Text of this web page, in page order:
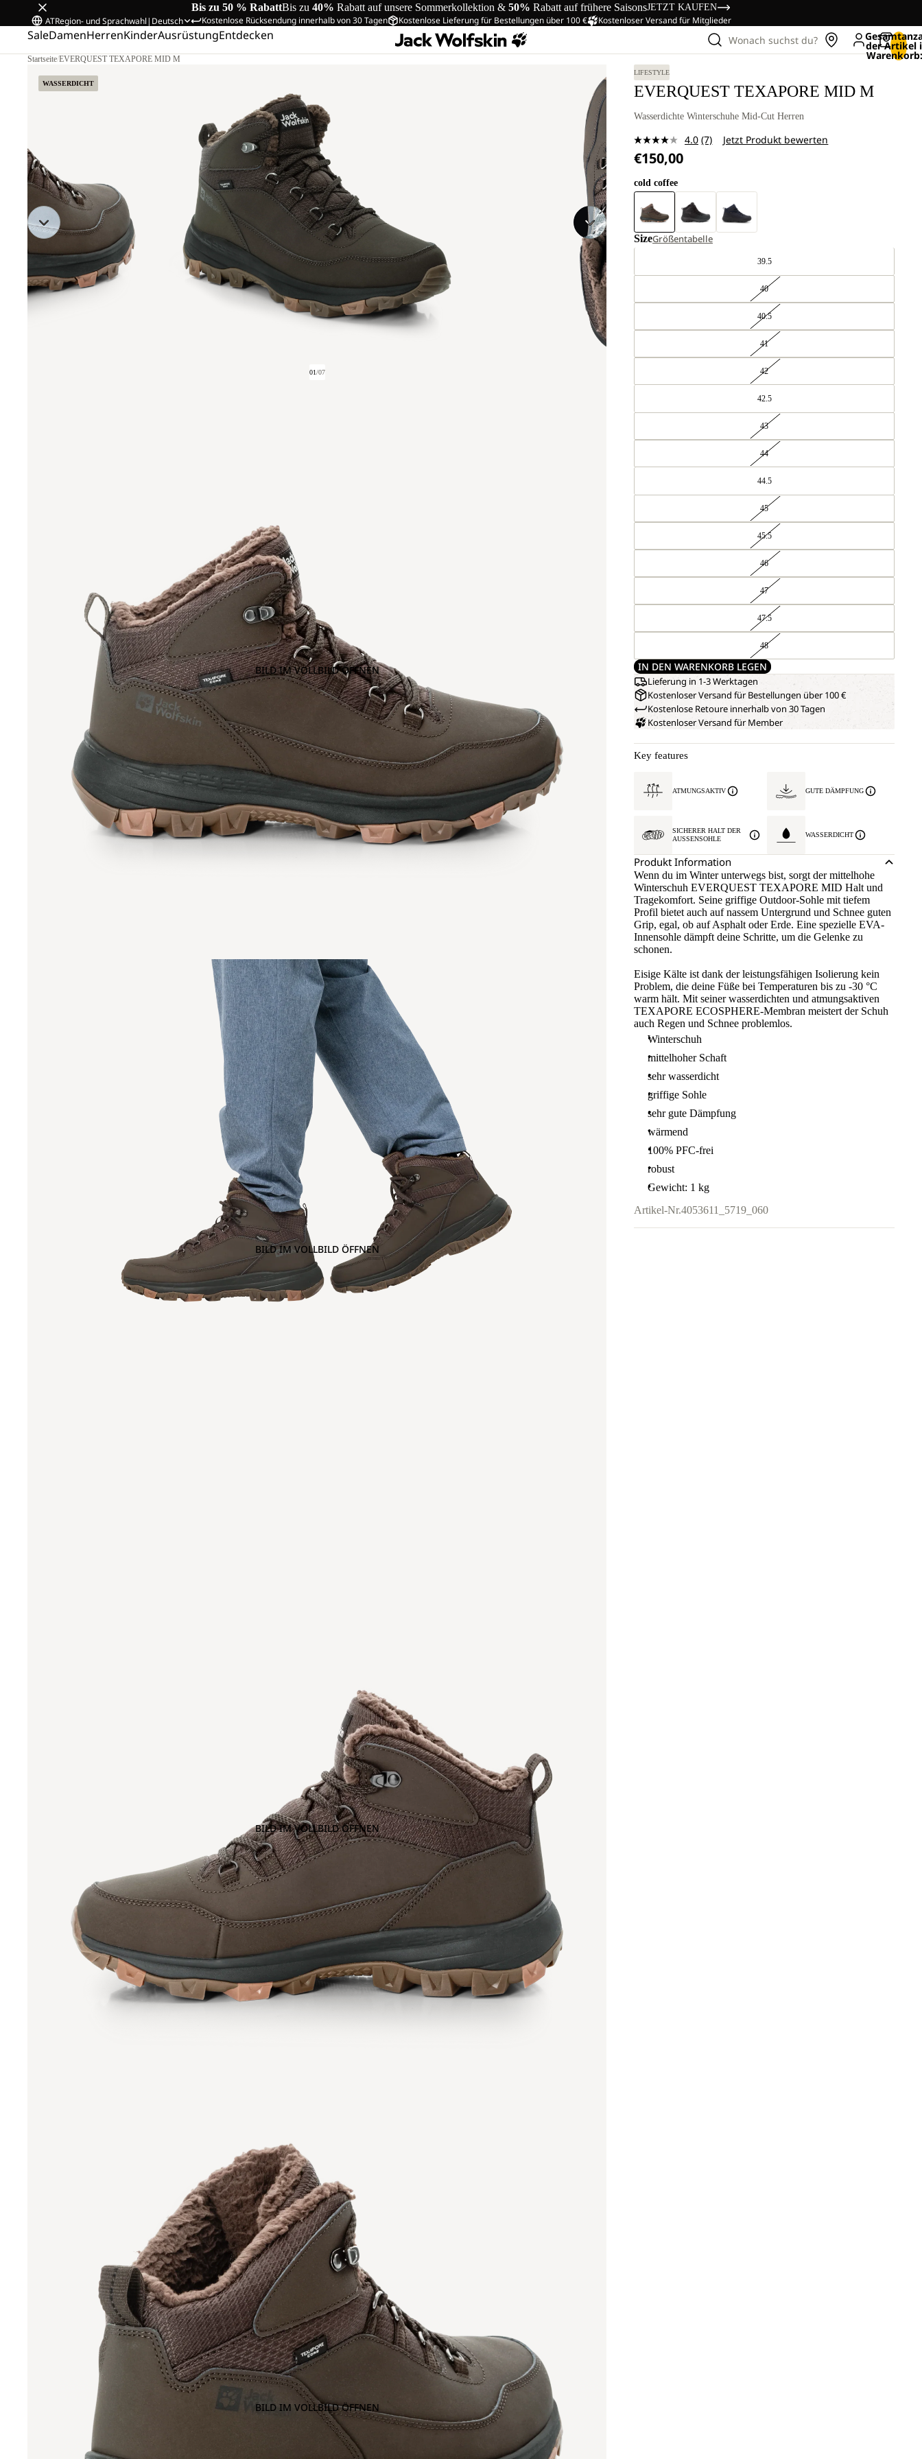
Bis zu 50 % RabattBis zu 40% Rabatt auf unsere Sommerkollektion & 50% Rabatt auf frühere SaisonsJETZT KAUFEN
Kostenlose Rücksendung innerhalb von 30 Tagen Kostenlose Lieferung für Bestellungen über 100 € Kostenloser Versand für Mitglieder
ATRegion- und Sprachwahl| Deutsch
SaleDamenHerrenKinderAusrüstungEntdecken Wonach suchst du? der Artikel
Startseite/EVERQUEST TEXAPORE MID M
WASSERDICHT
01/07
BILD IM VOLLBILD ÖFFNEN
BILD IM VOLLBILD ÖFFNEN
BILD IM VOLLBILD ÖFFNEN
BILD IM VOLLBILD ÖFFNEN
LIFESTYLE
EVERQUEST TEXAPORE MID M
Wasserdichte Winterschuhe Mid-Cut Herren
4.0 7
auf
Seite.
(7) Jetzt Produkt bewerten
€150,00
cold coffee
SizeGrößentabelle
39.5
40
40.5
41
42
42.5
43
44
44.5
45
45.5
46
47
47.5
48
IN DEN WARENKORB LEGEN
Lieferung in 1-3 Werktagen
Kostenloser Versand für Bestellungen über 100 €
Kostenlose Retoure innerhalb von 30 Tagen
Kostenloser Versand für Member
Key features
ATMUNGSAKTIV GUTE DÄMPFUNG
SICHERER HALT DER
AUSSENSOHLE
WASSERDICHT
Produkt Information
Wenn du im Winter unterwegs bist, sorgt der mittelhohe
Winterschuh EVERQUEST TEXAPORE MID Halt und
Tragekomfort. Seine griffige Outdoor-Sohle mit tiefem
Profil bietet auch auf nassem Untergrund und Schnee guten
Grip, egal, ob auf Asphalt oder Erde. Eine spezielle EVA-
Innensohle dämpft deine Schritte, um die Gelenke zu
schonen.
Eisige Kälte ist dank der leistungsfähigen Isolierung kein
Problem, die deine Füße bei Temperaturen bis zu -30 °C
warm hält. Mit seiner wasserdichten und atmungsaktiven
TEXAPORE ECOSPHERE-Membran meistert der Schuh
auch Regen und Schnee problemlos.
Winterschuh
mittelhoher Schaft
sehr wasserdicht
griffige Sohle
sehr gute Dämpfung
wärmend
100% PFC-frei
robust
Gewicht: 1 kg
Artikel-Nr.4053611_5719_060